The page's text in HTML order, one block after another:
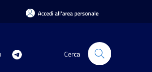
Accedi all'area personale
Cerca